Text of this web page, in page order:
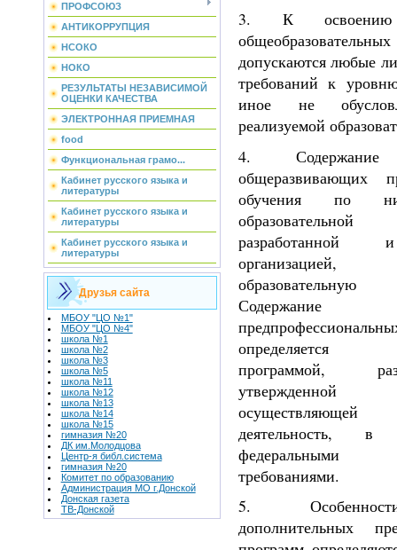
ПРОФСОЮЗ
АНТИКОРРУПЦИЯ
НСОКО
НОКО
РЕЗУЛЬТАТЫ НЕЗАВИСИМОЙ
ОЦЕНКИ КАЧЕСТВА
ЭЛЕКТРОННАЯ ПРИЕМНАЯ
food
Функциональная грамо...
Кабинет русского языка и
литературы
Кабинет русского языка и
литературы
Кабинет русского языка и
литературы
Друзья сайта
МБОУ "ЦО №1"
МБОУ "ЦО №4"
школа №1
школа №2
школа №3
школа №5
школа №11
школа №12
школа №13
школа №14
школа №15
гимназия №20
ДК им.Молодцова
Центр-я библ.система
гимназия №20
Комитет по образованию
Администрация МО г.Донской
Донская газета
ТВ-Донской
3. К освоению
допускаются любые
требований к
иное не
реализуемой
4. Содержание
общеразвивающих
обучения по
разработанной
организацией,
Содержание
определяется
программой,
утвержденной
осуществляющей
деятельность, в
федеральными
требованиями.
5.
дополнительных